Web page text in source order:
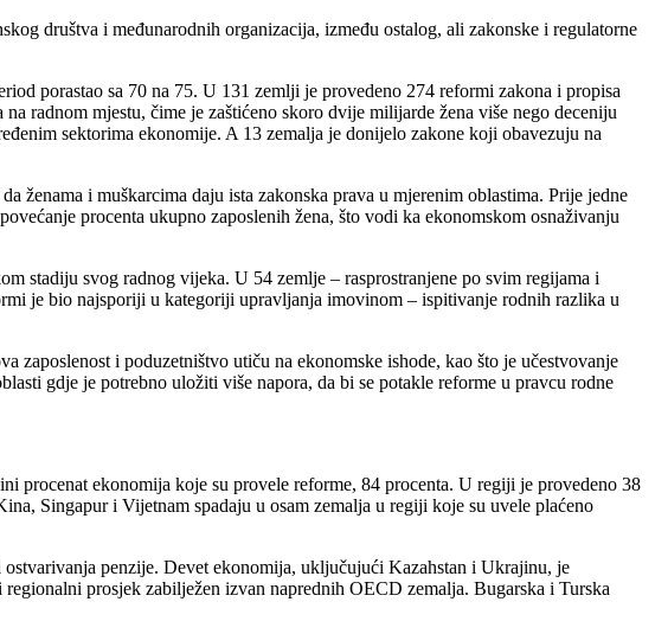
društva i međunarodnih organizacija, između ostalog, ali zakonske i regulatorne
porastao sa 70 na 75. U 131 zemlji je provedeno 274 reformi zakona i propisa
radnom mjestu, čime je zaštićeno skoro dvije milijarde žena više nego deceniju
sektorima ekonomije. A 13 zemalja je donijelo zakone koji obavezuju na
ženama i muškarcima daju ista zakonska prava u mjerenim oblastima. Prije jedne
procenta ukupno zaposlenih žena, što vodi ka ekonomskom osnaživanju
stadiju svog radnog vijeka. U 54 zemlje – rasprostranjene po svim regijama i
je bio najsporiji u kategoriji upravljanja imovinom – ispitivanje rodnih razlika u
zaposlenost i poduzetništvo utiču na ekonomske ishode, kao što je učestvovanje
gdje je potrebno uložiti više napora, da bi se potakle reforme u pravcu rodne
procenat ekonomija koje su provele reforme, 84 procenta. U regiji je provedeno 38
Singapur i Vijetnam spadaju u osam zemalja u regiji koje su uvele plaćeno
penzije. Devet ekonomija, uključujući Kazahstan i Ukrajinu, je
prosjek zabilježen izvan naprednih OECD zemalja. Bugarska i Turska